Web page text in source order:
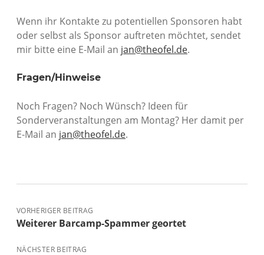
Wenn ihr Kontakte zu potentiellen Sponsoren habt
oder selbst als Sponsor auftreten möchtet, sendet
mir bitte eine E-Mail an jan@theofel.de.
Fragen/Hinweise
Noch Fragen? Noch Wünsch? Ideen für
Sonderveranstaltungen am Montag? Her damit per
E-Mail an jan@theofel.de.
VORHERIGER BEITRAG
Weiterer Barcamp-Spammer geortet
NÄCHSTER BEITRAG